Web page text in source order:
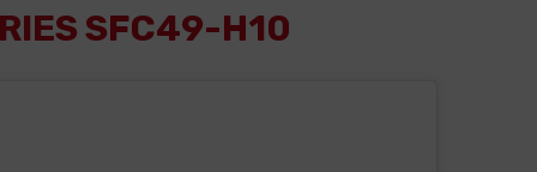
SFC49-H10